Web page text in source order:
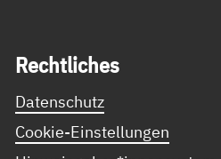
Recht­li­ches
Datenschutz
Cookie-Einstellungen